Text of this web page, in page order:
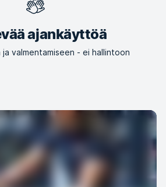
ajankäyttöä
ja valmentamiseen - ei hallintoon